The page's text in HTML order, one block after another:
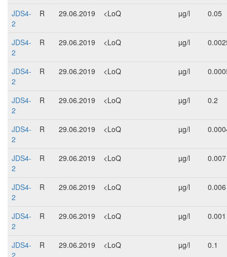
JDS4-
2
R 29.06.2019 <LoQ µg/l 0.05
JDS4-
2
R 29.06.2019 <LoQ µg/l
JDS4-
2
R 29.06.2019 <LoQ µg/l
JDS4-
2
R 29.06.2019 <LoQ µg/l 0.2
JDS4-
2
R 29.06.2019 <LoQ µg/l
JDS4-
2
R 29.06.2019 <LoQ µg/l 0.007
JDS4-
2
R 29.06.2019 <LoQ µg/l 0.006
JDS4-
2
R 29.06.2019 <LoQ µg/l 0.001
JDS4-
2
R 29.06.2019 <LoQ µg/l 0.1